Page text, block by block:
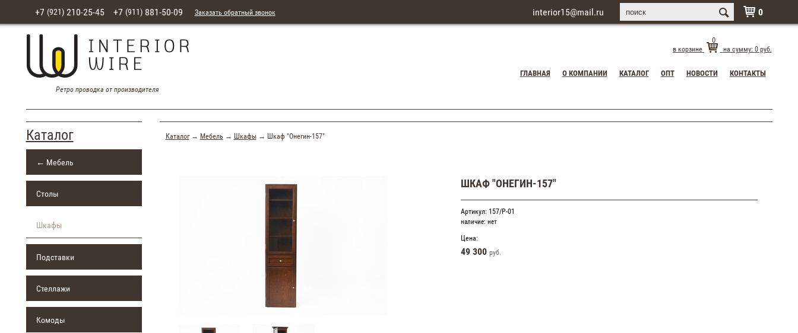
 0
+7 (921)210-25-45 +7 (911)881-50-09 Заказать обратный звонок interior15@mail.ru
Ретро проводка от производителя
в корзине
0
на сумму: 0руб.
ГЛАВНАЯ О КОМПАНИИ КАТАЛОГ ОПТ НОВОСТИ КОНТАКТЫ
Каталог
← Мебель
Столы
Шкафы
Подставки
Стеллажи
Комоды
Каталог→ Мебель → Шкафы→ Шкаф "Онегин-157"
ШКАФ "ОНЕГИН-157"
Артикул: 157/Р-01
наличие: нет
Цена:
49 300 руб.